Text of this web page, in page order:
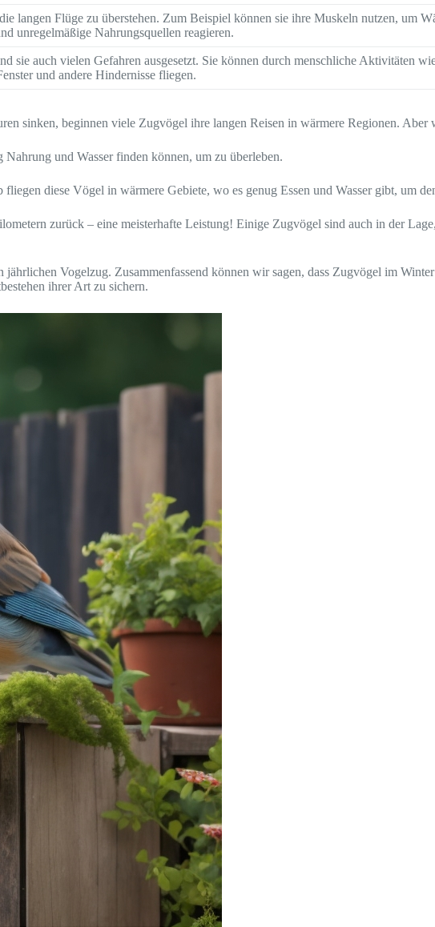
langen Flüge zu überstehen. Zum Beispiel können sie ihre Muskeln nutzen, um
unregelmäßige Nahrungsquellen reagieren.
sie auch vielen Gefahren ausgesetzt. Sie können durch menschliche Aktivitäten
und andere Hindernisse fliegen.
sinken, beginnen viele Zugvögel ihre langen Reisen in wärmere Regionen. Aber
und Wasser finden können, um zu überleben.
diese Vögel in wärmere Gebiete, wo es genug Essen und Wasser gibt, um
zurück – eine meisterhafte Leistung! Einige Zugvögel sind auch in der
Vogelzug. Zusammenfassend können wir sagen, dass Zugvögel im
ihrer Art zu sichern.